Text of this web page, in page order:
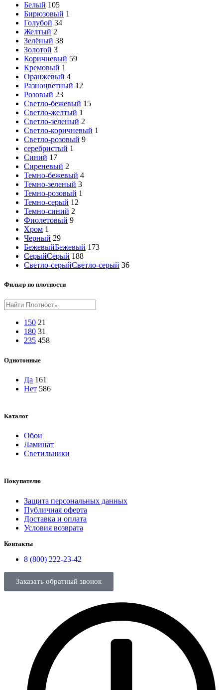
Белый 105
Бирюзовый 1
Голубой 34
Желтый 2
Зелёный 38
Золотой 3
Коричневый 59
Кремовый 1
Оранжевый 4
Разноцветный 12
Розовый 23
Светло-бежевый 15
Светло-желтый 1
Светло-зеленый 2
Светло-коричневый 1
Светло-розовый 9
серебристый 1
Синий 17
Сиреневый 2
Темно-бежевый 4
Темно-зеленый 3
Темно-розовый 1
Темно-серый 12
Темно-синий 2
Фиолетовый 9
Хром 1
Черный 29
БежевыйБежевый 173
СерыйСерый 188
Светло-серыйСветло-серый 36
Фильтр по плотности
150 21
180 31
235 458
Однотонные
Да 161
Нет 586
Каталог
Обои
Ламинат
Светильники
Покупателю
Защита персональных данных
Публичная оферта
Доставка и оплата
Условия возврата
Контакты
8 (800) 222-23-42
Заказать обратный звонок